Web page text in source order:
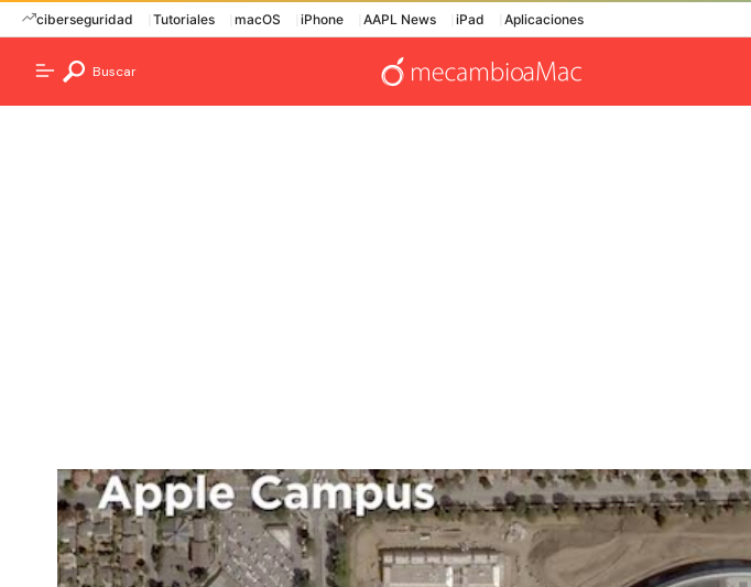
ciberseguridad Tutoriales macOS iPhone AAPL News iPad Aplicaciones
Buscar